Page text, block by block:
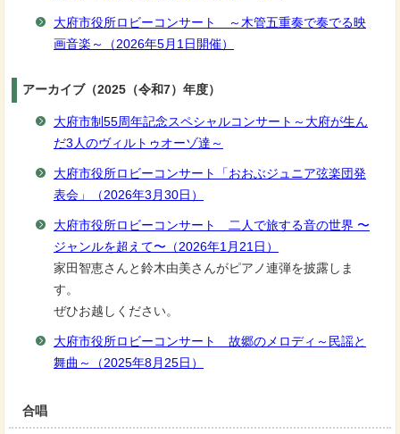
大府市役所ロビーコンサート ～木管五重奏で奏でる映
画音楽～（2026年5月1日開催）
アーカイブ（2025（令和7）年度）
大府市制55周年記念スペシャルコンサート～大府が生ん
だ3人のヴィルトゥオーゾ達～
大府市役所ロビーコンサート「おおぶジュニア弦楽団発
表会」（2026年3月30日）
大府市役所ロビーコンサート 二人で旅する音の世界 〜
ジャンルを超えて〜（2026年1月21日）
家田智恵さんと鈴木由美さんがピアノ連弾を披露しま
す。
ぜひお越しください。
大府市役所ロビーコンサート 故郷のメロディ～民謡と
舞曲～（2025年8月25日）
合唱